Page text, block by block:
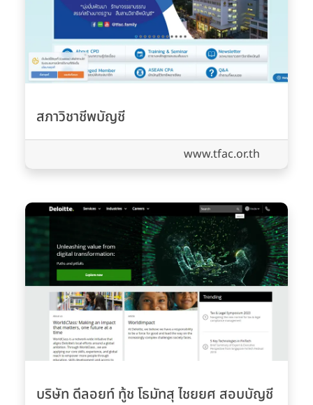
สภาวิชาชีพบัญชี
www.tfac.or.th
บริษัท ดีลอยท์ ทู้ช โธมัทสุ ไชยยศ สอบบัญชี